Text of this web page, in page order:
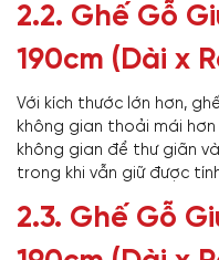
2.2. Ghế Gỗ
190cm (Dài x
Với kích thước lớn hơn,
không gian thoải mái
không gian để thư giãn
trong khi vẫn giữ được
2.3. Ghế Gỗ